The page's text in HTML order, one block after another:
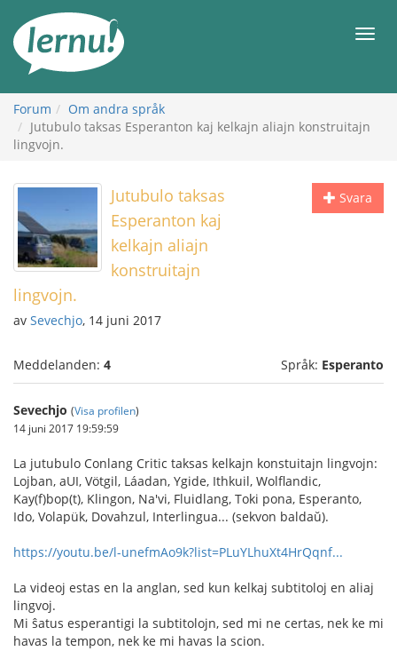
sidans
innehåll
Meny
Forum
Om andra språk
Jutubulo taksas Esperanton kaj kelkajn aliajn konstruitajn
lingvojn.
Svara
Jutubulo taksas
Esperanton kaj
kelkajn aliajn
konstruitajn
lingvojn.
av Sevechjo, 14 juni 2017
Meddelanden: 4 Språk: Esperanto
Sevechjo (Visa profilen)
14 juni 2017 19:59:59
La jutubulo Conlang Critic taksas kelkajn konstuitajn lingvojn:
Lojban, aUI, Vötgil, Láadan, Ygide, Ithkuil, Wolflandic,
Kay(f)bop(t), Klingon, Na'vi, Fluidlang, Toki pona, Esperanto,
Ido, Volapük, Dovahzul, Interlingua... (sekvon baldaŭ).
https://youtu.be/l-unefmAo9k?list=PLuYLhuXt4HrQqnf...
La videoj estas en la anglan, sed kun kelkaj subtitoloj en aliaj
lingvoj.
Mi ŝatus esperantigi la subtitolojn, sed mi ne certas, nek ke mi
havas la tempon, nek ke mi havas la scion.